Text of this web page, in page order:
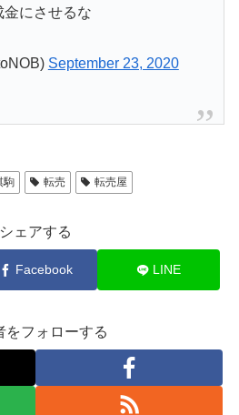
にさせるな
September 23, 2020
駒 転売 転売屋
シェアする
Facebook LINE
をフォローする